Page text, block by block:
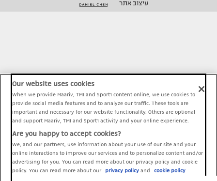
עיצוב אתר
Our website uses cookies
When we provide Maariv, TMI and Sport1 content online, we use cookies to
provide social media features and to analyze our traffic. These tools are
important and necessary for our website functionality. Others are optional
and support Maariv, TMI and Sport1 activity and your online experience.
Are you happy to accept cookies?
We, and our partners, use information about your use of our site and your
online interactions to improve our services and to personalize content and/or
advertising for you. You can read more about our privacy policy and cookie
policy. You can read more about our
privacy policy and cookie policy